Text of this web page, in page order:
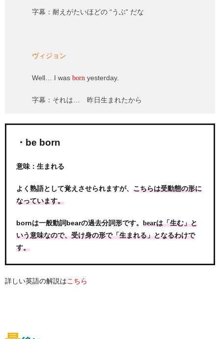
字幕：耐えがたいほどの “うぶ” だな
ヴィジョン
Well… I was born yesterday.
字幕：それは… 昨日生まれたから
・be born
意味：生まれる
よく熟語として覚えさせられますが、 こちらは受動態の形に
なっています。
bornは一般動詞bearの過去分詞形です。 bearは「生む」と
いう意味なので、受け身の形で「生まれる」となるわけで
す。
詳しい英語の解説は こちら